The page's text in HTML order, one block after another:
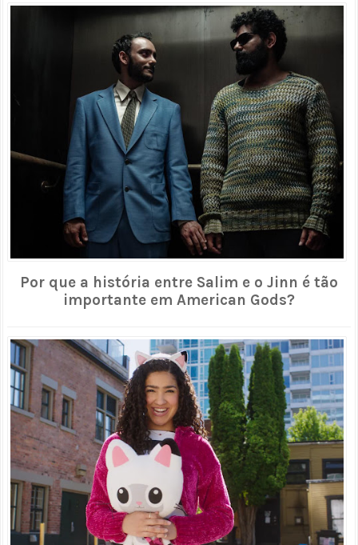
Por que a história entre Salim e o Jinn é tão
importante em American Gods?